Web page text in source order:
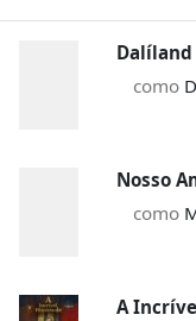
Dalíland
como
Nosso
como
A